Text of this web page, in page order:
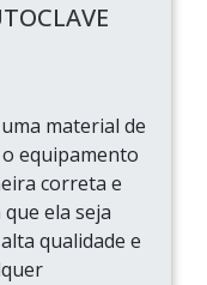
material de
equipamento
correta e
ela seja
qualidade e